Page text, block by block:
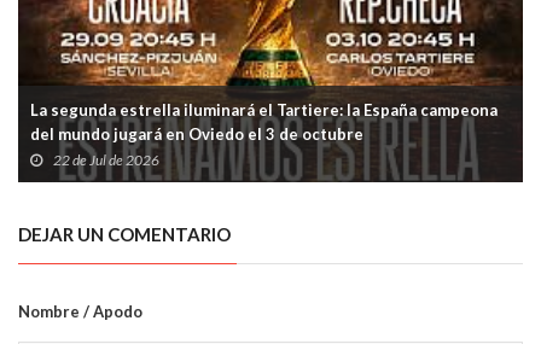
La segunda estrella iluminará el Tartiere: la España campeona
del mundo jugará en Oviedo el 3 de octubre
22 de Jul de 2026
DEJAR UN COMENTARIO
Nombre / Apodo